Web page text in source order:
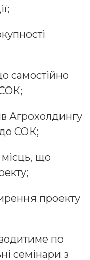
СОК;
що
проекту
по
семінари з